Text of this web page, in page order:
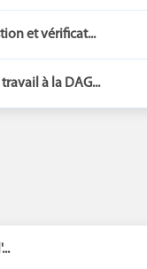
et vérificat...
à la DAG...